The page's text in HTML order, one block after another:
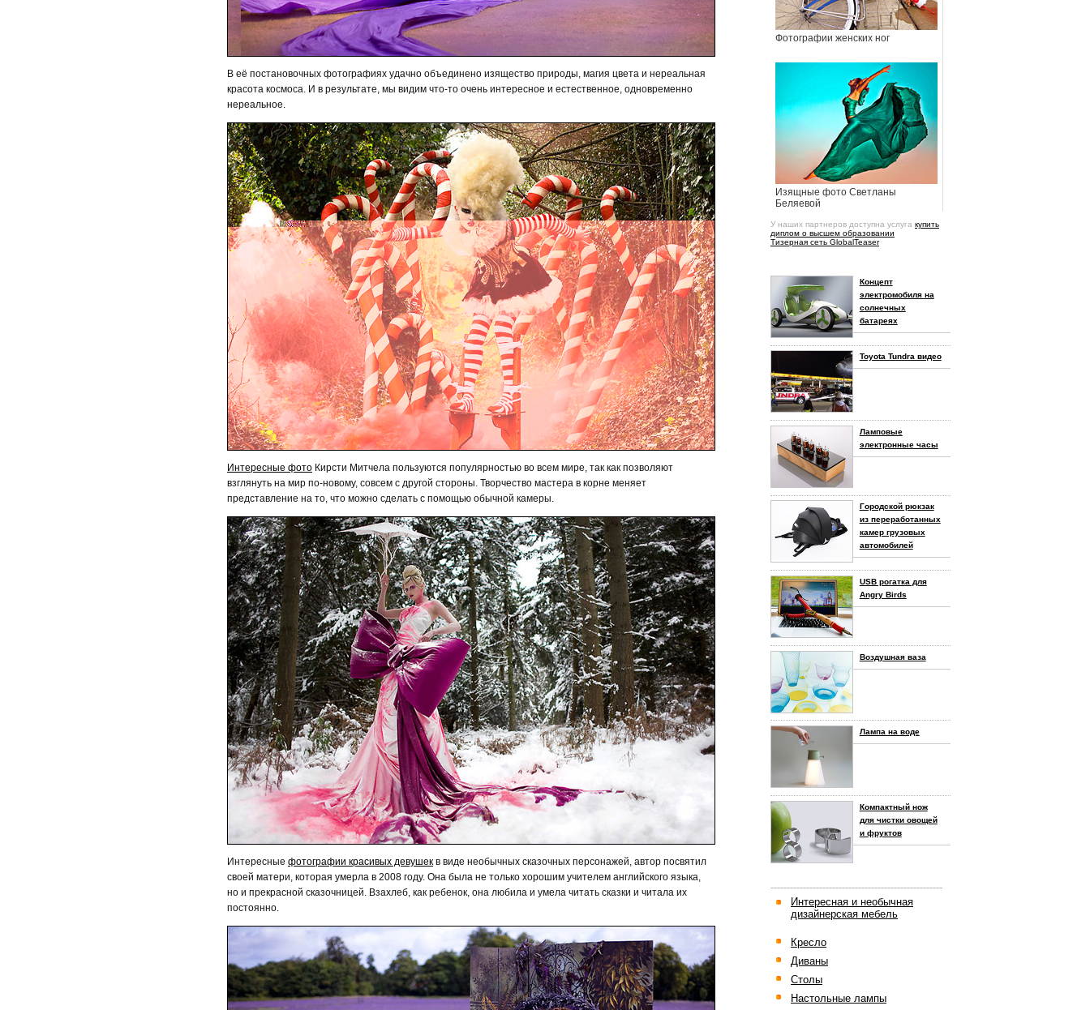
В её постановочных фотографиях удачно объединено изящество природы, магия цвета и нереальная
красота космоса. И в результате, мы видим что-то очень интересное и естественное, одновременно
нереальное.
Интересные фото Кирсти Митчела пользуются популярностью во всем мире, так как позволяют
взглянуть на мир по-новому, совсем с другой стороны. Творчество мастера в корне меняет
представление на то, что можно сделать с помощью обычной камеры.
Интересные фотографии красивых девушек в виде необычных сказочных персонажей, автор посвятил
своей матери, которая умерла в 2008 году. Она была не только хорошим учителем английского языка,
но и прекрасной сказочницей. Взахлеб, как ребенок, она любила и умела читать сказки и читала их
постоянно.
Фотографии женских ног
Изящные фото Светланы
Беляевой
У наших партнеров доступна услуга купить
диплом о высшем образовании
Тизерная сеть GlobalTeaser
Концепт
электромобиля на
солнечных
батареях
Toyota Tundra видео
Ламповые
электронные часы
Городской рюкзак
из переработанных
камер грузовых
автомобилей
USB рогатка для
Angry Birds
Воздушная ваза
Лампа на воде
Компактный нож
для чистки овощей
и фруктов
-----------------------------------------------------
Интересная и необычная
дизайнерская мебель
Кресло
Диваны
Столы
Настольные лампы